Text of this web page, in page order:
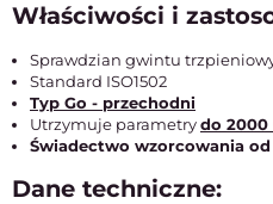
Właściwości i
Sprawdzian gwintu
Standard ISO1502
Typ Go - przechodni
Utrzymuje parametrydo 2000
Świadectwo wzorcowania
Dane techniczne: